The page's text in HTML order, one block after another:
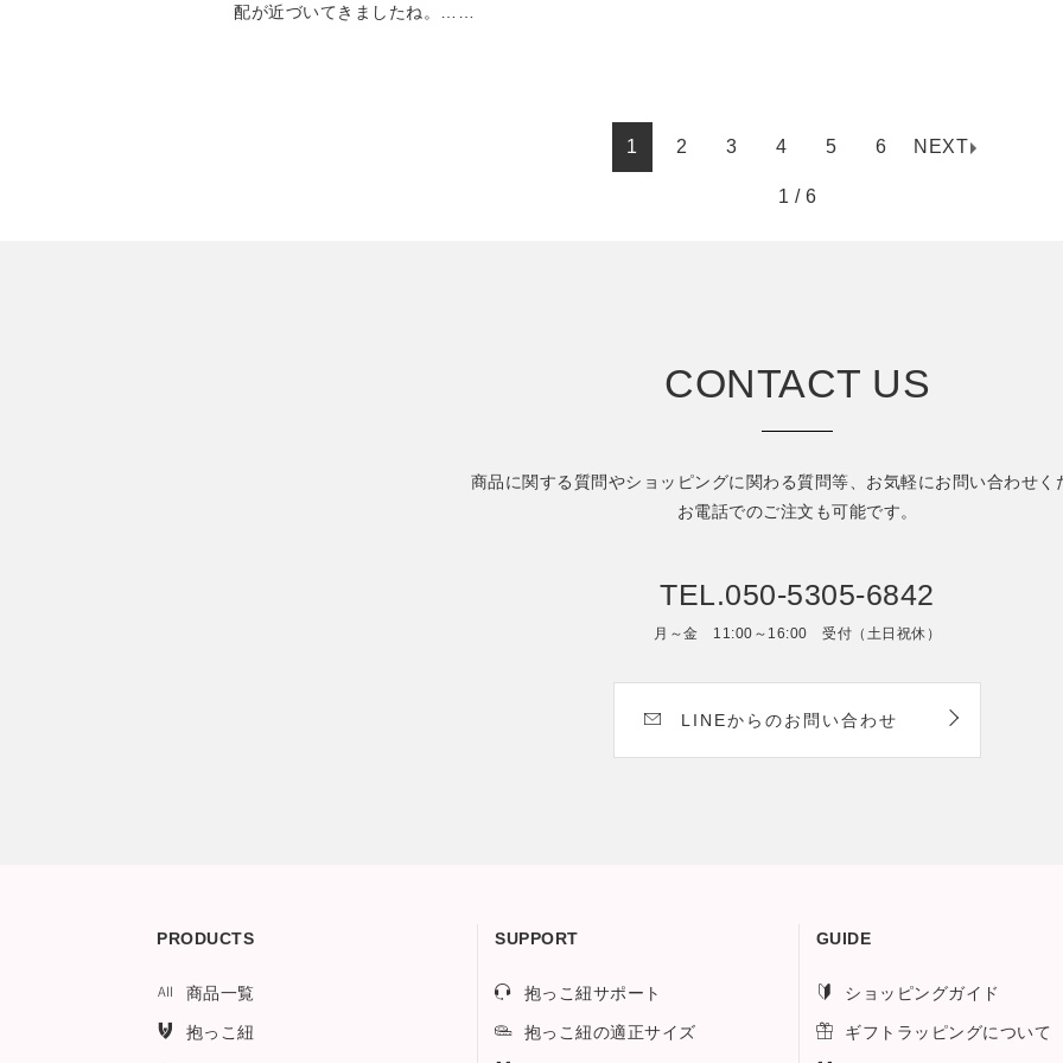
配が近づいてきましたね。……
1 / 6
1 2 3 4 5 6 NEXT
CONTACT US
商品に関する質問やショッピングに関わる質問等、 お気軽にお問い合わせく
お電話でのご注文も可能です。
TEL.050-5305-6842
月～金 11:00～16:00 受付（土日祝休）
LINEからのお問い合わせ
PRODUCTS
商品一覧
抱っこ紐
SUPPORT
抱っこ紐サポート
抱っこ紐の適正サイズ
GUIDE
ショッピングガイド
ギフトラッピングについて